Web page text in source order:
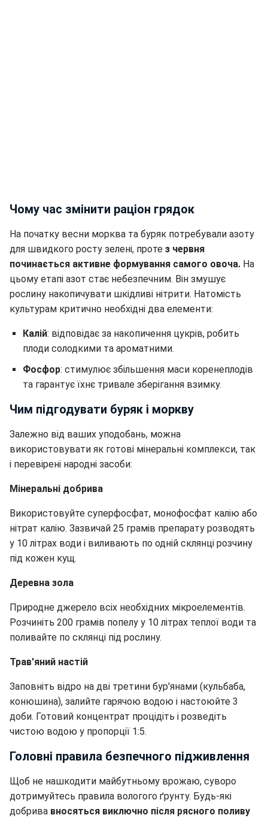
Чому час змінити раціон грядок
На початку весни морква та буряк потребували азоту
для швидкого росту зелені, проте з червня
починається активне формування самого овоча. На
цьому етапі азот стає небезпечним. Він змушує
рослину накопичувати шкідливі нітрити. Натомість
культурам критично необхідні два елементи:
Калій: відповідає за накопичення цукрів, робить
плоди солодкими та ароматними.
Фосфор: стимулює збільшення маси коренеплодів
та гарантує їхнє тривале зберігання взимку.
Чим підгодувати буряк і моркву
Залежно від ваших уподобань, можна
використовувати як готові мінеральні комплекси, так
і перевірені народні засоби:
Мінеральні добрива
Використовуйте суперфосфат, монофосфат калію або
нітрат калію. Зазвичай 25 грамів препарату розводять
у 10 літрах води і виливають по одній склянці розчину
під кожен кущ.
Деревна зола
Природне джерело всіх необхідних мікроелементів.
Розчиніть 200 грамів попелу у 10 літрах теплої води та
поливайте по склянці під рослину.
Трав'яний настій
Заповніть відро на дві третини бур'янами (кульбаба,
конюшина), залийте гарячою водою і настоюйте 3
доби. Готовий концентрат процідіть і розведіть
чистою водою у пропорції 1:5.
Головні правила безпечного підживлення
Щоб не нашкодити майбутньому врожаю, суворо
дотримуйтесь правила вологого ґрунту. Будь-які
добрива вносяться виключно після рясного поливу